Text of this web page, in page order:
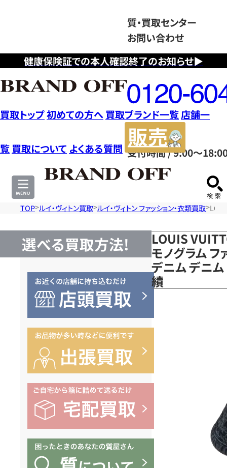
健康保険証での本人確認終了のお知らせ▶
質・買取センター
お問い合わせ
フ
リ
ー
ダ
イ
ヤ
ル
0120604117
受付時間 / 9:00～
買取トップ初めての方へ 買取ブランド一覧店舗一
覧 買取について よくある質問
サ
TOP ルイ・ヴィトン買取 ルイ・ヴィトン ファッション・衣類買取
選べる買取方法!
LOUIS
モノグラム フ
デニム デニ
績